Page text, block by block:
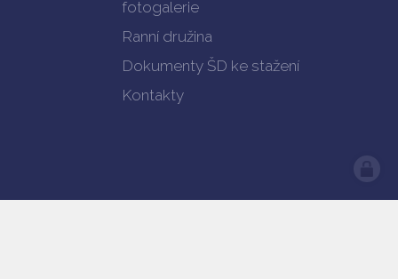
fotogalerie
Ranní družina
Dokumenty ŠD ke stažení
Kontakty